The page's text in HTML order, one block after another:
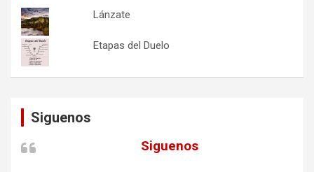
Lánzate
Etapas del Duelo
Siguenos
Siguenos